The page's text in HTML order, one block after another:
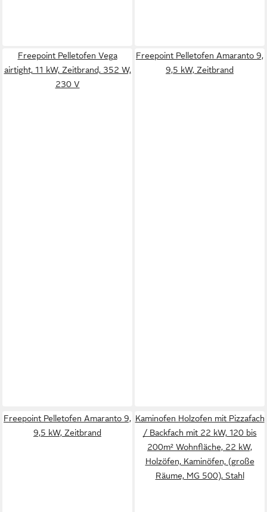
Freepoint Pelletofen Vega
airtight, 11 kW, Zeitbrand, 352 W,
230 V
Freepoint Pelletofen Amaranto 9,
9,5 kW, Zeitbrand
Freepoint Pelletofen Amaranto 9,
9,5 kW, Zeitbrand
Kaminofen Holzofen mit Pizzafach
/ Backfach mit 22 kW, 120 bis
200m² Wohnfläche, 22 kW,
Holzöfen, Kaminöfen, (große
Räume, MG 500), Stahl